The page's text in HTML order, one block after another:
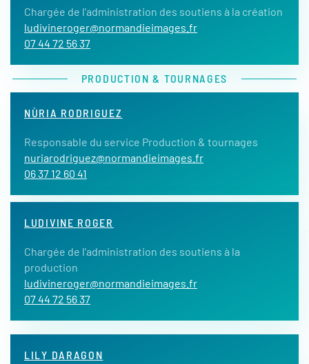
Chargée de l'administration des soutiens à la création
ludivineroger@normandieimages.fr
07 44 72 56 37
PRODUCTION & TOURNAGES
NÙRIA RODRIGUEZ
Responsable du service Production & tournages
nuriarodriguez@normandieimages.fr
06 37 12 60 41
LUDIVINE ROGER
Chargée de l'administration des soutiens à la
production
ludivineroger@normandieimages.fr
07 44 72 56 37
LILY DARAGON